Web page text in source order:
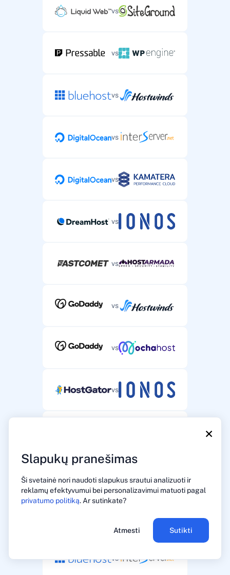
×
Slapukų pranešimas
Ši svetainė nori naudoti slapukus srautui analizuoti ir
reklamų efektyvumui bei personalizavimui matuoti pagal
privatumo politiką. Ar sutinkate?
Atmesti Sutikti
vs
vs
vs
vs
vs
vs
vs
vs
vs
vs
vs